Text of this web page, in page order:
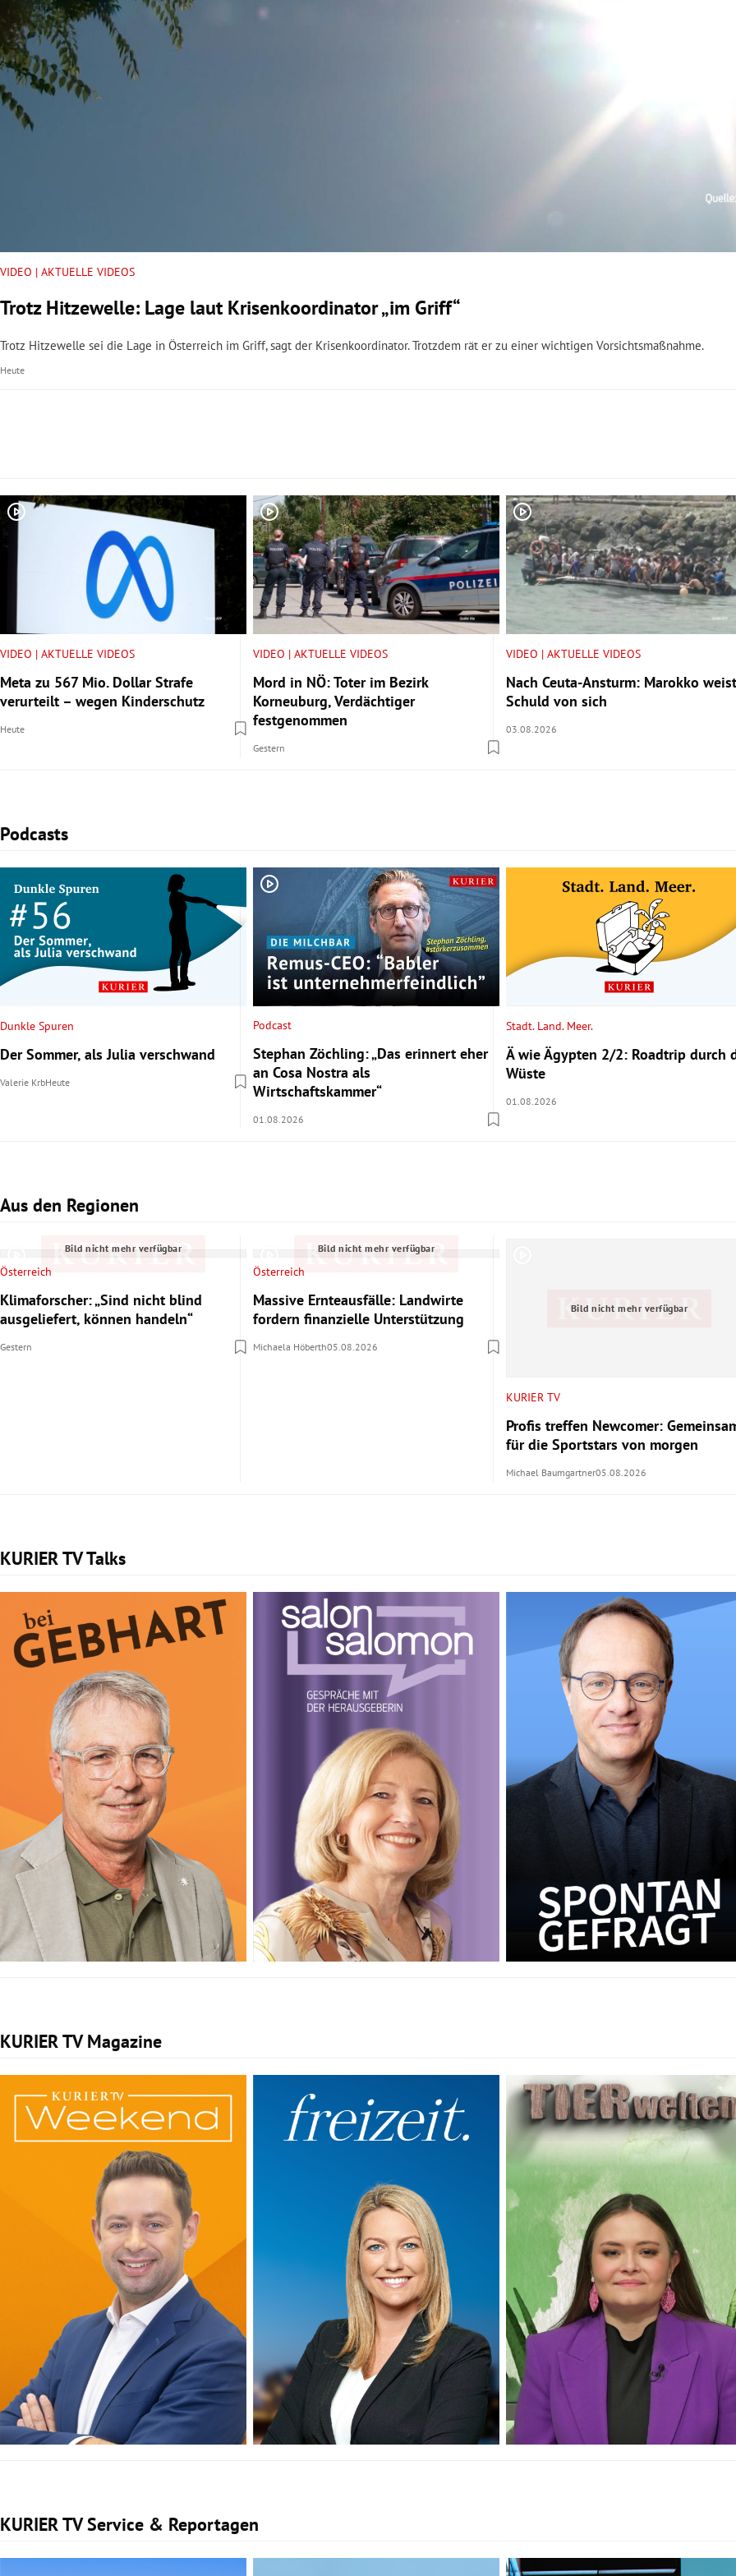
Untermenü
Untermenü
Untermenü
Untermenü
Untermenü
VIDEO | AKTUELLE VIDEOS
Trotz Hitzewelle: Lage laut Krisenkoordinator „im Griff“
Trotz Hitzewelle sei die Lage in Österreich im Griff, sagt der Krisenkoordinator. Trotzdem rät er zu einer wichtigen Vorsichtsmaßnahme.
Heute
VIDEO | AKTUELLE VIDEOS
Meta zu 567 Mio. Dollar Strafe
verurteilt – wegen Kinderschutz
Heute
VIDEO | AKTUELLE VIDEOS
Mord in NÖ: Toter im Bezirk
Korneuburg, Verdächtiger
festgenommen
Gestern
VIDEO | AKTUELLE VIDEOS
Nach Ceuta-Ansturm: Marokko weist
Schuld von sich
03.08.2026
Podcasts
Slide 1 von 2
Dunkle Spuren
Der Sommer, als Julia verschwand
Valerie KrbHeute
Podcast
Stephan Zöchling: „Das erinnert eher
an Cosa Nostra als
Wirtschaftskammer“
01.08.2026
Stadt. Land. Meer.
Ä wie Ägypten 2/2: Roadtrip durch
Wüste
01.08.2026
Aus den Regionen
Slide 1 von 3
Bild nicht mehr verfügbar
Österreich
Klimaforscher: „Sind nicht blind
ausgeliefert, können handeln“
Gestern
Bild nicht mehr verfügbar
Österreich
Massive Ernteausfälle: Landwirte
fordern finanzielle Unterstützung
Michaela Höberth05.08.2026
Bild nicht mehr verfügbar
KURIER TV
Profis treffen Newcomer:
für die Sportstars von morgen
Michael Baumgartner05.08.2026
KURIER TV Talks
Slide 1 von 2
KURIER TV Magazine
Slide 1 von 2
KURIER TV Service & Reportagen
Slide 1 von 1